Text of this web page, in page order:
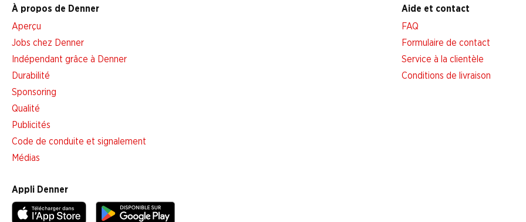
À propos de Denner
Aperçu
Jobs chez Denner
Indépendant grâce à Denner
Durabilité
Sponsoring
Qualité
Publicités
Code de conduite et signalement
Médias
Aide et contact
FAQ
Formulaire de contact
Service à la clientèle
Conditions de livraison
Appli Denner